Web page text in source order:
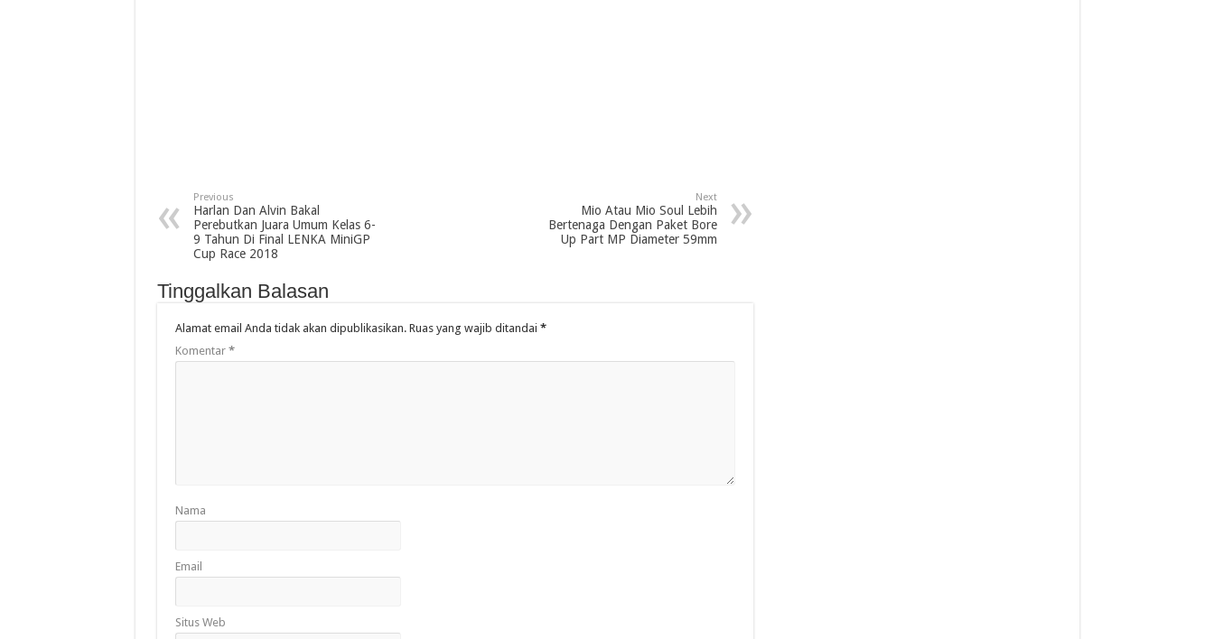
Previous
Harlan Dan Alvin Bakal
Perebutkan Juara Umum Kelas 6-
9 Tahun Di Final LENKA MiniGP
Cup Race 2018
Next
Mio Atau Mio Soul Lebih
Bertenaga Dengan Paket Bore
Up Part MP Diameter 59mm
Tinggalkan Balasan
Alamat email Anda tidak akan dipublikasikan. Ruas yang wajib ditandai *
Komentar *
Nama
Email
Situs Web